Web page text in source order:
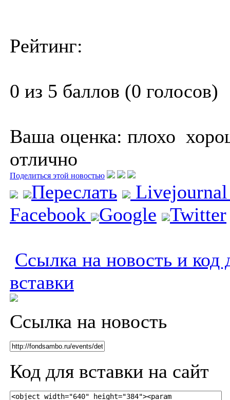
Рейтинг:
0 из 5 баллов (0 голосов)
Ваша оценка: плохо
отлично
Поделиться этой новостью
Переслать
Facebook
Google Twitter
Ссылка на новость и код
вставки
Ссылка на новость
Код для вставки на сайт